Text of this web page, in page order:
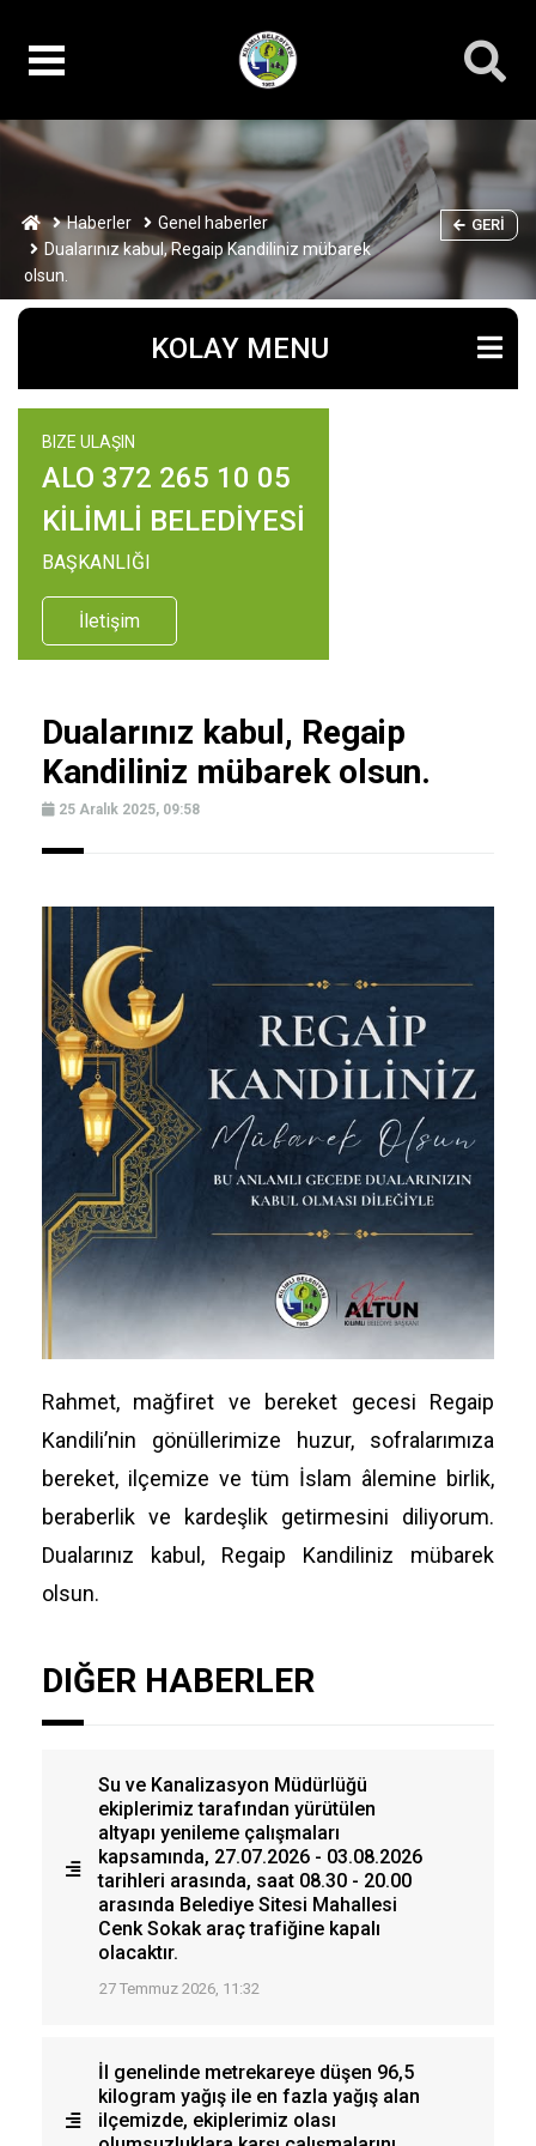
Haberler
Genel haberler
Dualarınız kabul, Regaip Kandiliniz mübarek
olsun.
GERI
KOLAY MENU
BIZE ULAŞIN
ALO 372 265 10 05
KİLİMLİ BELEDİYESİ
BAŞKANLIĞI
İletişim
Dualarınız kabul, Regaip
Kandiliniz mübarek olsun.
25 Aralık 2025, 09:58
Rahmet, mağfiret ve bereket gecesi Regaip
Kandili’nin gönüllerimize huzur, sofralarımıza
bereket, ilçemize ve tüm İslam âlemine birlik,
beraberlik ve kardeşlik getirmesini diliyorum.
Dualarınız kabul, Regaip Kandiliniz mübarek
olsun.
DIĞER HABERLER
Su ve Kanalizasyon Müdürlüğü
ekiplerimiz tarafından yürütülen
altyapı yenileme çalışmaları
kapsamında, 27.07.2026 - 03.08.2026
tarihleri arasında, saat 08.30 - 20.00
arasında Belediye Sitesi Mahallesi
Cenk Sokak araç trafiğine kapalı
olacaktır.
27 Temmuz 2026, 11:32
İl genelinde metrekareye düşen 96,5
kilogram yağış ile en fazla yağış alan
ilçemizde, ekiplerimiz olası